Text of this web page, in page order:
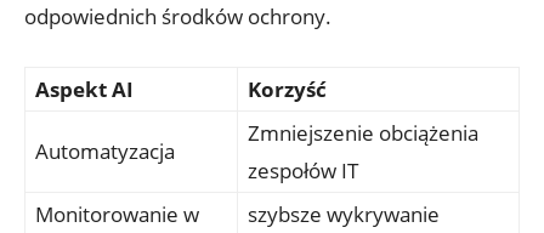
odpowiednich środków ochrony.
Aspekt AI Korzyść
Automatyzacja
Zmniejszenie ⁤obciążenia
zespołów IT
Monitorowanie w
szybsze⁣ wykrywanie